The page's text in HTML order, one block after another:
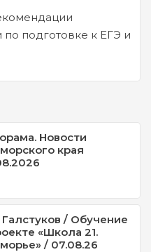
подготовке к ЕГЭ и
Новости
края
Галстуков / Обучение
«Школа 21.
/ 07.08.26